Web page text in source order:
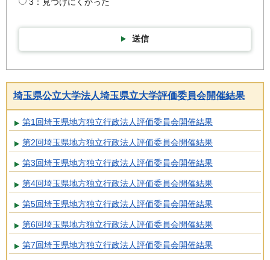
送信
埼玉県公立大学法人埼玉県立大学評価委員会開催結果
第1回埼玉県地方独立行政法人評価委員会開催結果
第2回埼玉県地方独立行政法人評価委員会開催結果
第3回埼玉県地方独立行政法人評価委員会開催結果
第4回埼玉県地方独立行政法人評価委員会開催結果
第5回埼玉県地方独立行政法人評価委員会開催結果
第6回埼玉県地方独立行政法人評価委員会開催結果
第7回埼玉県地方独立行政法人評価委員会開催結果